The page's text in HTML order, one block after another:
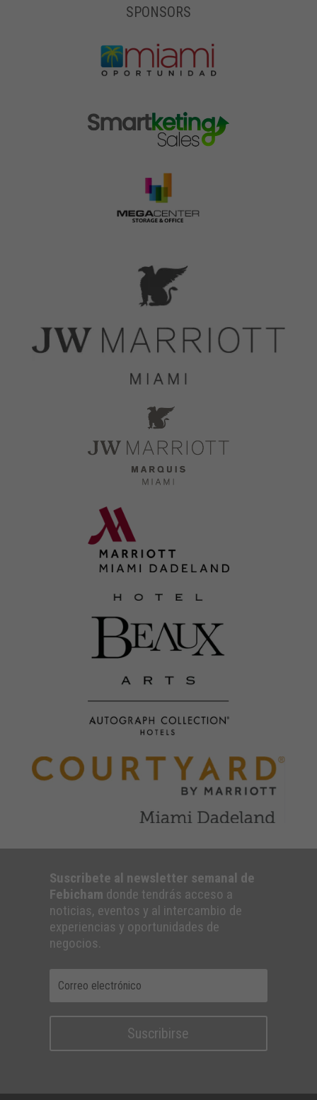
SPONSORS
Suscribete al newsletter semanal de
Febicham donde tendrás acceso a
noticias, eventos y al intercambio de
experiencias y oportunidades de
negocios.
Suscribirse